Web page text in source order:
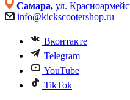
Самара, ул.
info@kickscootershop.ru
Вконтакте
Telegram
YouTube
TikTok